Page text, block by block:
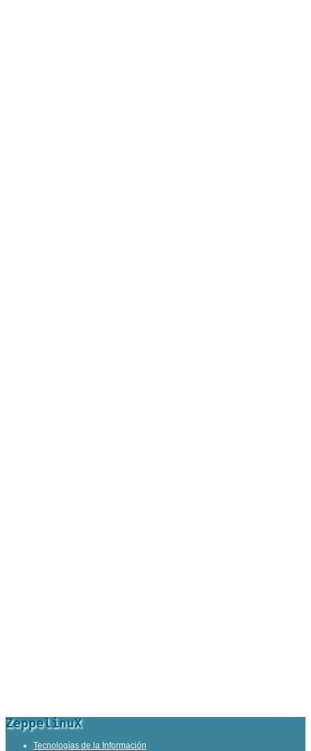
ZeppelinuX
Tecnologías de la Información